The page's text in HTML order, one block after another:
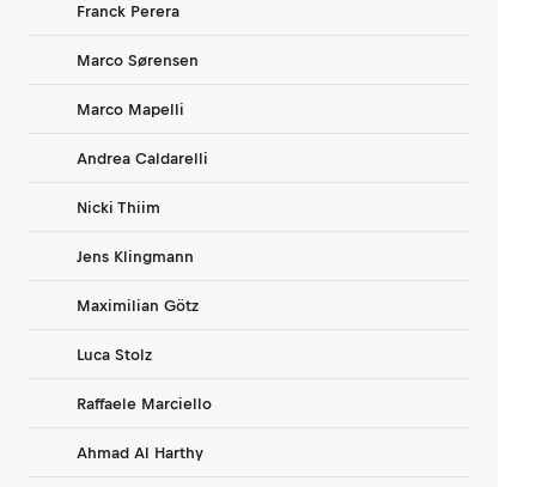
Franck Perera
Marco Sørensen
Marco Mapelli
Andrea Caldarelli
Nicki Thiim
Jens Klingmann
Maximilian Götz
Luca Stolz
Raffaele Marciello
Ahmad Al Harthy